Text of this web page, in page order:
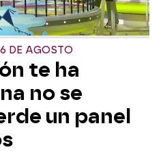
DE AGOSTO
te ha
no se
un panel